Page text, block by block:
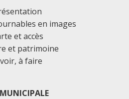
en images
et accès
et patrimoine
à faire